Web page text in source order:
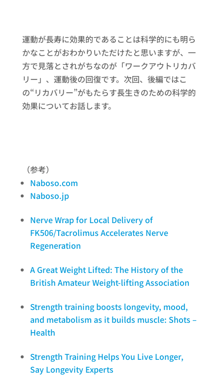
運動が長寿に効果的であることは科学的にも明ら
かなことがおわかりいただけたと思いますが、一
方で見落とされがちなのが「ワークアウトリカバ
リー」、運動後の回復です。次回、後編ではこ
の“リカバリー”がもたらす長生きのための科学的
効果についてお話します。
（参考）
Naboso.com
Naboso.jp
Nerve Wrap for Local Delivery of
FK506/Tacrolimus Accelerates Nerve
Regeneration
A Great Weight Lifted: The History of the
British Amateur Weight-lifting Association
Strength training boosts longevity, mood,
and metabolism as it builds muscle: Shots –
Health
Strength Training Helps You Live Longer,
Say Longevity Experts